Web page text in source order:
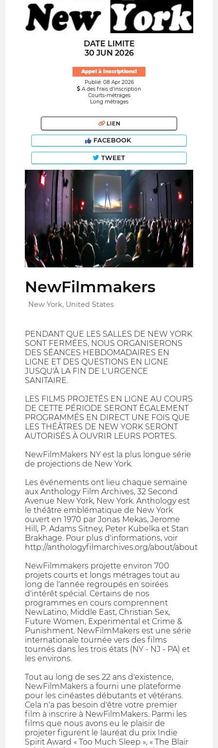
DATE LIMITE
30 JUN 2026
Appel à Inscriptions!
Publié: 08 Apr 2026
A des frais d’inscription
Courts-métrages
Long métrages
LIEN
FACEBOOK
TWEET
NewFilmmakers
New York, United States
PENDANT QUE LES SALLES DE NEW YORK
SONT FERMÉES, NOUS ORGANISERONS
DES SÉANCES HEBDOMADAIRES EN
LIGNE ET DES QUESTIONS EN LIGNE
JUSQU'À LA FIN DE L'URGENCE
SANITAIRE.
LES FILMS PROJETÉS EN LIGNE AU COURS
DE CETTE PÉRIODE SERONT ÉGALEMENT
PROGRAMMÉS EN DIRECT UNE FOIS QUE
LES THÉÂTRES DE NEW YORK SERONT
AUTORISÉS À OUVRIR LEURS PORTES.
NewFilmMakers NY est la plus longue série
de projections de New York.
Les événements ont lieu chaque semaine
aux Anthology Film Archives, 32 Second
Avenue New York, New York. Anthology est
le théâtre emblématique de New York
ouvert en 1970 par Jonas Mekas, Jerome
Hill, P. Adams Sitney, Peter Kubelka et Stan
Brakhage. Pour plus d'informations, voir
http://anthologyfilmarchives.org/about/about
NewFilmmakers projette environ 700
projets courts et longs métrages tout au
long de l'année regroupés en soirées
d'intérêt spécial. Certains de nos
programmes en cours comprennent
NewLatino, Middle East, Christian Sex,
Future Women, Experimental et Crime &
Punishment. NewFilmMakers est une série
internationale tournée vers des films
tournés dans les trois états (NY - NJ - PA) et
les environs.
Tout au long de ses 22 ans d'existence,
NewFilmMakers a fourni une plateforme
pour les cinéastes débutants et vétérans.
Cela n'a pas besoin d'être votre premier
film à inscrire à NewFilmMakers. Parmi les
films que nous avons eu le plaisir de
projeter figurent le lauréat du prix Indie
Spirit Award « Too Much Sleep », « The Blair